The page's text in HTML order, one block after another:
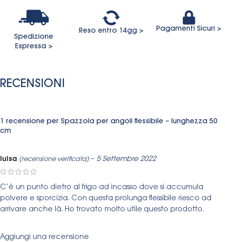
Spedizione
Espressa >
Reso entro 14gg > Pagamenti Sicuri >
RECENSIONI
1 recensione per Spazzola per angoli flessibile – lunghezza 50
cm
luisa (recensione verificata) – 5 Settembre 2022
C’è un punto dietro al frigo ad incasso dove si accumula
polvere e sporcizia. Con questa prolunga flessibile riesco ad
arrivare anche là. Ho trovato molto utile questo prodotto.
Aggiungi una recensione